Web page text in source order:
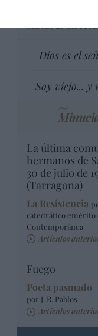
Cartas al
Dios es el
Soy viejo... y
La última
hermanos de
30 de julio de
(Tarragona)
La Resistencia
catedrático emérito
Contemporánea
Artículos
Fuego
Poeta pasmado
por J. R. Pablos
Artículos